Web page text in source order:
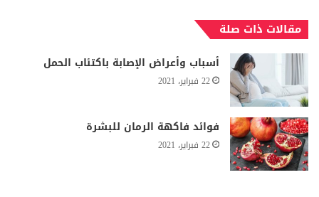
مقالات ذات صلة
أسباب وأعراض الإصابة باكتئاب الحمل
22 فبراير، 2021
فوائد فاكهة الرمان للبشرة
22 فبراير، 2021